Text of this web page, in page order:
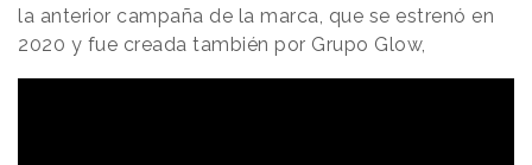
la anterior campaña de la marca, que se estrenó en
2020 y fue creada también por Grupo Glow,